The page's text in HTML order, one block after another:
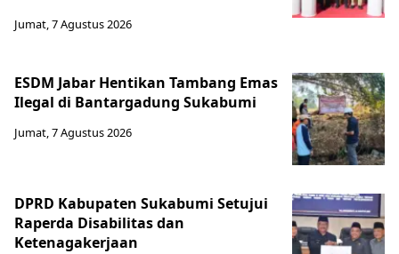
Jumat, 7 Agustus 2026
ESDM Jabar Hentikan Tambang Emas
Ilegal di Bantargadung Sukabumi
Jumat, 7 Agustus 2026
DPRD Kabupaten Sukabumi Setujui
Raperda Disabilitas dan
Ketenagakerjaan